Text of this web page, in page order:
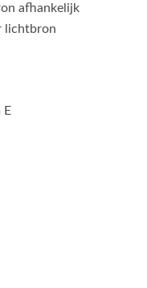
afhankelijk
lichtbron
E